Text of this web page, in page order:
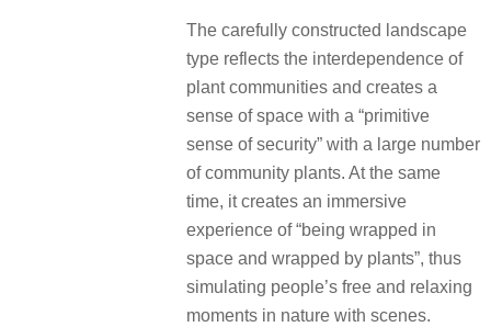
The carefully constructed landscape
type reflects the interdependence of
plant communities and creates a
sense of space with a “primitive
sense of security” with a large number
of community plants. At the same
time, it creates an immersive
experience of “being wrapped in
space and wrapped by plants”, thus
simulating people’s free and relaxing
moments in nature with scenes.